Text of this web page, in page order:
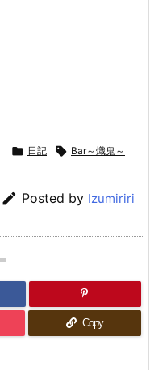
 日記  Bar～熾鬼～
 Posted by Izumiriri
Copy